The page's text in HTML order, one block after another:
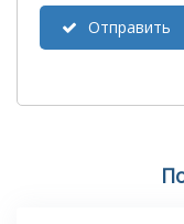
Отправить